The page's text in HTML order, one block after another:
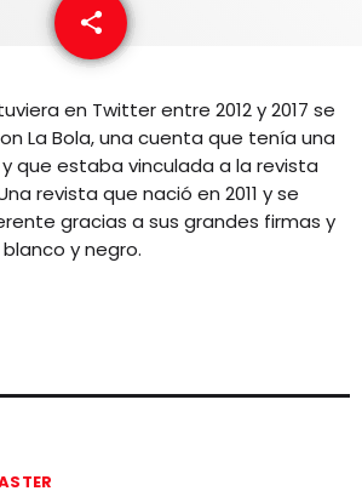
share
email
en Twitter entre 2012 y 2017 se
La Bola, una cuenta que tenía una
que estaba vinculada a la revista
revista que nació en 2011 y se
gracias a sus grandes firmas y
y negro.